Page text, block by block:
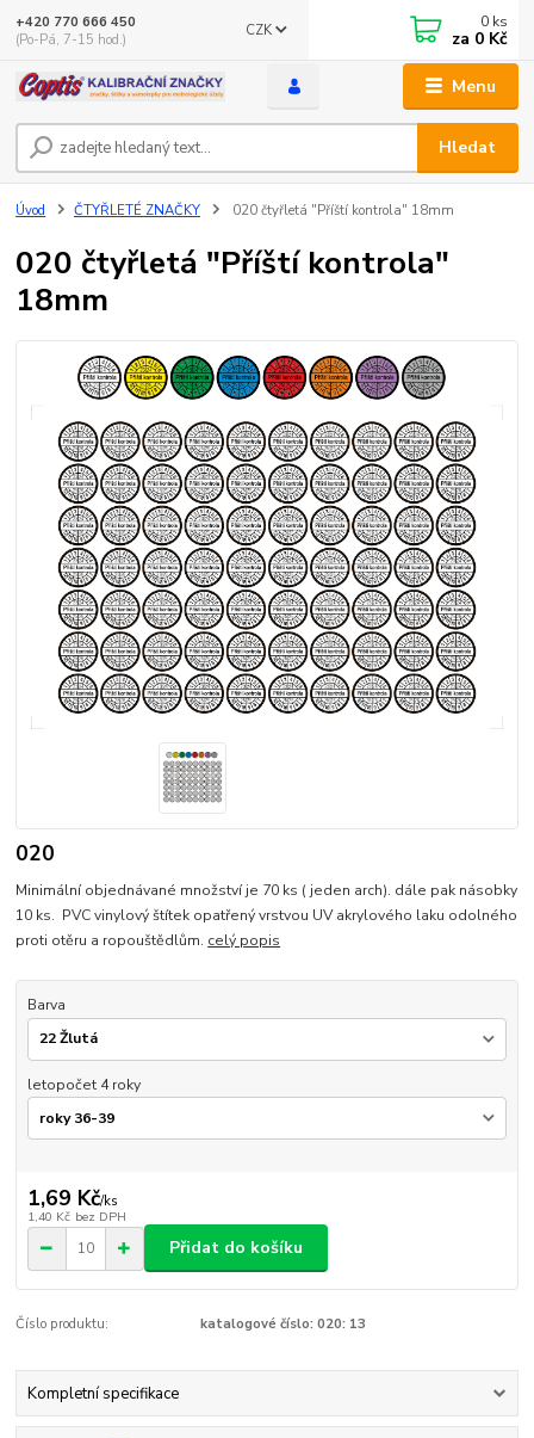
Menu
CZK
Hledat
+420 770 666 450
(Po-Pá, 7-15 hod.)
0 ks
za 0 Kč
Úvod ČTYŘLETÉ ZNAČKY 020 čtyřletá "Příští kontrola" 18mm
020 čtyřletá "Příští kontrola"
18mm
020
Minimální objednávané množství je 70 ks ( jeden arch). dále pak násobky
10 ks. PVC vinylový štítek opatřený vrstvou UV akrylového laku odolného
proti otěru a ropouštědlům. celý popis
Barva
letopočet 4 roky
1,69 Kč/ks
1,40 Kč bez DPH
Přidat do košíku
Číslo produktu: katalogové číslo: 020: 13
Kompletní specifikace